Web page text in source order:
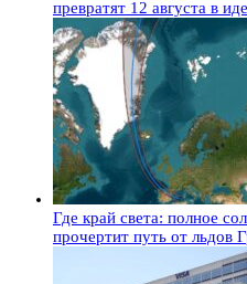
превратят 12 августа в
Где край света: полное
прочертит путь от льдов